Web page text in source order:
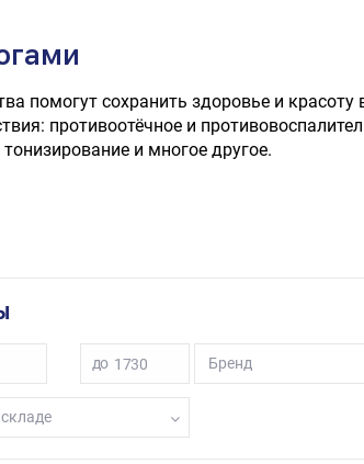
помогут сохранить здоровье и
противоотёчное и
тонизирование и многое другое.
до Бренд